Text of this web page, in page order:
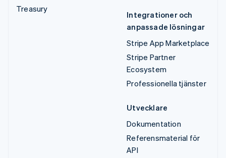
Treasury
Integrationer och
anpassade lösningar
Stripe App Marketplace
Stripe Partner
Ecosystem
Professionella tjänster
Utvecklare
Dokumentation
Referensmaterial för
API